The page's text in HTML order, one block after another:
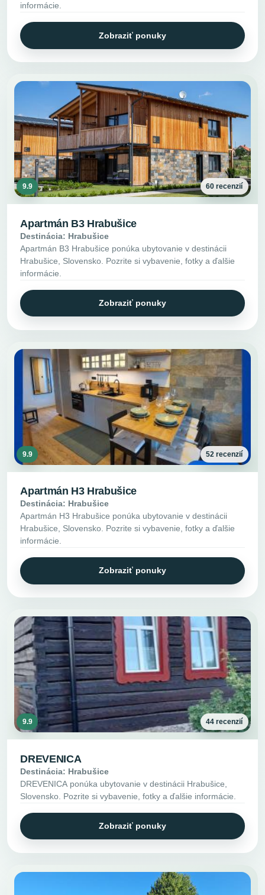
informácie.
Zobraziť ponuky
9.9 60 recenzií
Apartmán B3 Hrabušice
Destinácia: Hrabušice
Apartmán B3 Hrabušice ponúka ubytovanie v destinácii
Hrabušice, Slovensko. Pozrite si vybavenie, fotky a ďalšie
informácie.
Zobraziť ponuky
9.9 52 recenzií
Apartmán H3 Hrabušice
Destinácia: Hrabušice
Apartmán H3 Hrabušice ponúka ubytovanie v destinácii
Hrabušice, Slovensko. Pozrite si vybavenie, fotky a ďalšie
informácie.
Zobraziť ponuky
9.9 44 recenzií
DREVENICA
Destinácia: Hrabušice
DREVENICA ponúka ubytovanie v destinácii Hrabušice,
Slovensko. Pozrite si vybavenie, fotky a ďalšie informácie.
Zobraziť ponuky